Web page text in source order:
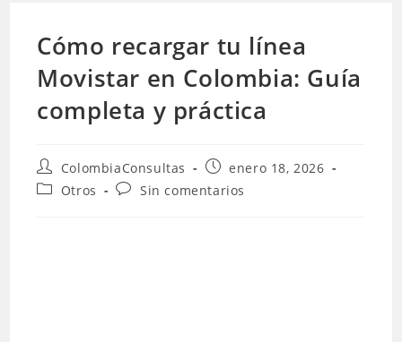
Cómo recargar tu línea
Movistar en Colombia: Guía
completa y práctica
Autor
de
ColombiaConsultas
Publicación
de
la
enero 18, 2026
Categoría
Otros
Comentarios
Sin comentarios